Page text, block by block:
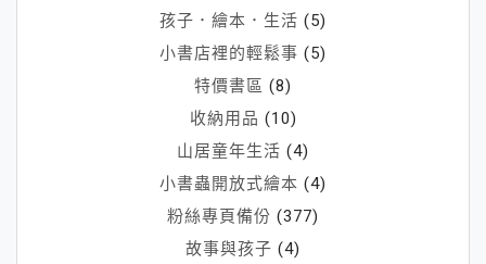
孩子．繪本．生活 (5)
小書店裡的輕鬆事 (5)
特價書區 (8)
收納用品 (10)
山居童年生活 (4)
小書蟲開放式繪本 (4)
粉絲專頁備份 (377)
故事與孩子 (4)